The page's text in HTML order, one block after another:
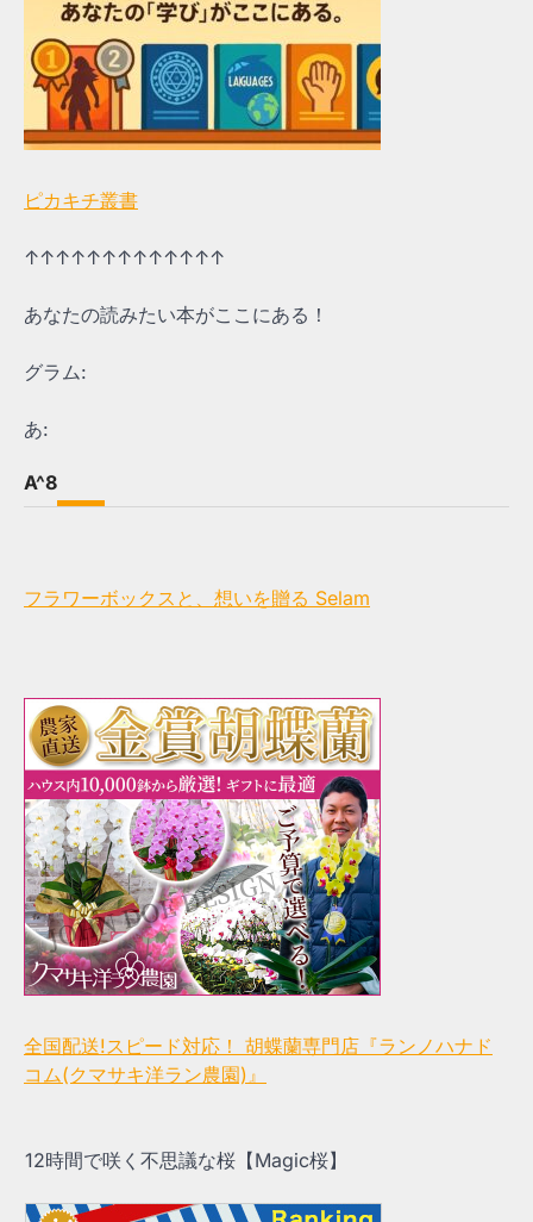
ピカキチ叢書
↑↑↑↑↑↑↑↑↑↑↑↑↑
あなたの読みたい本がここにある！
グラム:
あ:
A^8
フラワーボックスと、想いを贈る Selam
全国配送!スピード対応！ 胡蝶蘭専門店『ランノハナド
コム(クマサキ洋ラン農園)』
12時間で咲く不思議な桜【Magic桜】